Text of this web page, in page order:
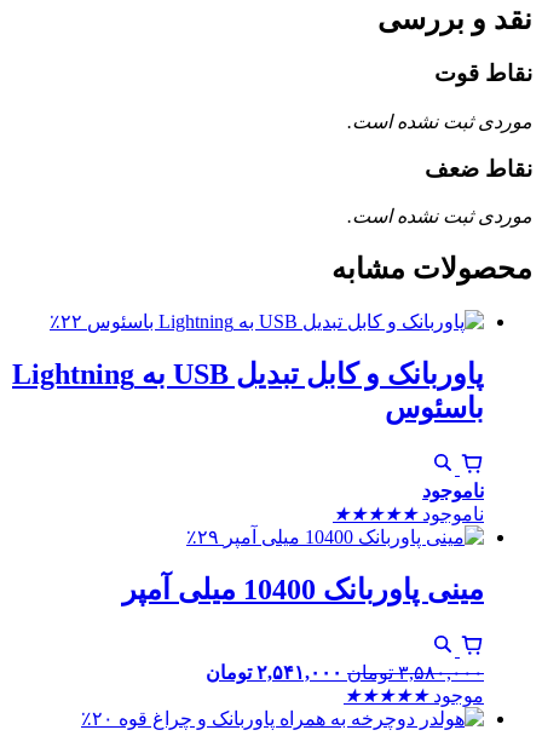
نقد و بررسی
نقاط قوت
موردی ثبت نشده است.
نقاط ضعف
موردی ثبت نشده است.
محصولات مشابه
٪۲۲
پاوربانک و کابل تبدیل USB به Lightning
باسئوس
ناموجود
ناموجود ★
★
★
★
★
٪۲۹
مینی پاوربانک 10400 میلی آمپر
۳,۵۸۰,۰۰۰ تومان ۲,۵۴۱,۰۰۰ تومان
موجود ★
★
★
★
★
٪۲۰